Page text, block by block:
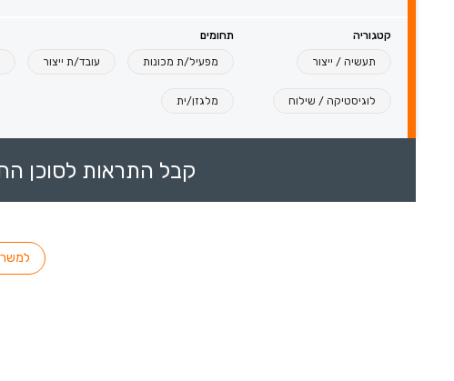
קטגוריה תחומים
תעשיה / ייצור מפעיל/ת מכונות עובד/ת ייצור
לוגיסטיקה / שילוח מלגזן/ית
קבל התראות לסוכן